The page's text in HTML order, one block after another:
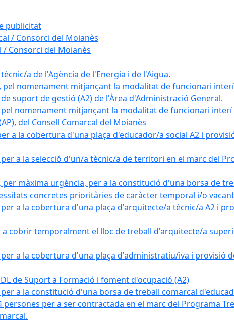
publicitat
/ Consorci del Moianès
/ Consorci del Moianès
a de l'Agència de l'Energia i de l'Aigua.
pel nomenament mitjançant la modalitat de funcionari
suport de gestió (A2) de l'Àrea d'Administració General.
pel nomenament mitjançant la modalitat de funcionari
del Consell Comarcal del Moianès
a la cobertura d'una plaça d'educador/a social A2 i
a la selecció d'un/a tècnic/a de territori en el marc del
per màxima urgència, per a la constitució d'una borsa de
concretes prioritàries de caràcter temporal i/o
a la cobertura d'una plaça d'arquitecte/a tècnic/a A2 i
a cobrir temporalment el lloc de treball d'arquitecte/a
a la cobertura d'una plaça d'administratiu/iva i provisió
de Suport a Formació i foment d'ocupació (A2)
a la constitució d'una borsa de treball comarcal
persones per a ser contractada en el marc del Programa